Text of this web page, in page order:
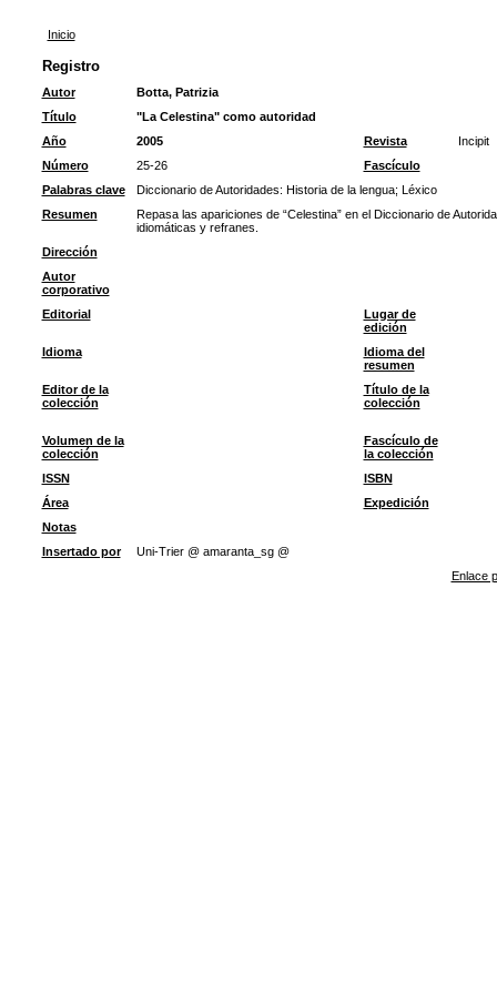
Inicio
Registro
Autor
Botta, Patrizia
Título
"La Celestina" como autoridad
Año
2005 Revista
Incipit
Número
25-26
Fascículo
Palabras clave
Diccionario de Autoridades: Historia de la lengua; Léxico
Resumen
Repasa las apariciones de “Celestina” en el Diccionario de
idiomáticas y refranes.
Dirección
Autor
corporativo
Editorial
Lugar de
edición
Idioma
Idioma del
resumen
Editor de la
colección
Título de la
colección
Volumen de la
colección
Fascículo de
la colección
ISSN
ISBN
Área
Expedición
Notas
Insertado por
Uni-Trier @ amaranta_sg @
Enlace